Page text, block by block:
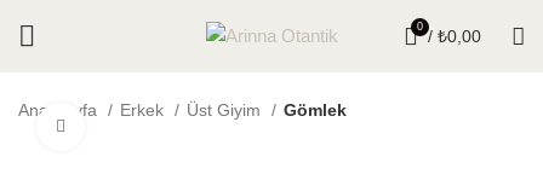
0 / ₺0,00
Ana Sayfa Erkek Üst Giyim Gömlek